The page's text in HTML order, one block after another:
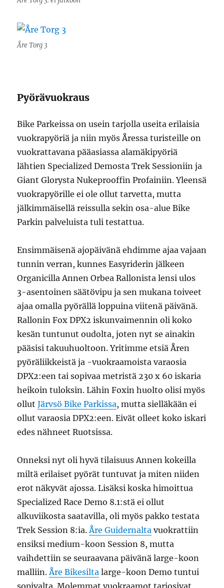
Åre Torg 3
Pyörävuokraus
Bike Parkeissa on usein tarjolla useita erilaisia
vuokrapyöriä ja niin myös Åressa turisteille on
vuokrattavana pääasiassa alamäkipyöriä
lähtien Specialized Demosta Trek Sessioniin ja
Giant Glorysta Nukeprooffin Profainiin. Yleensä
vuokrapyörille ei ole ollut tarvetta, mutta
jälkimmäisellä reissulla sekin osa-alue Bike
Parkin palveluista tuli testattua.
Ensimmäisenä ajopäivänä ehdimme ajaa vajaan
tunnin verran, kunnes Easyriderin jälkeen
Organicilla Annen Orbea Rallonista lensi ulos
3-asentoinen säätövipu ja sen mukana toiveet
ajaa omalla pyörällä loppuina viitenä päivänä.
Rallonin Fox DPX2 iskunvaimennin oli koko
kesän tuntunut oudolta, joten nyt se ainakin
pääsisi takuuhuoltoon. Yritimme etsiä Åren
pyöräliikkeistä ja -vuokraamoista varaosia
DPX2:een tai sopivaa metristä 230 x 60 iskaria
heikoin tuloksin. Lähin Foxin huolto olisi myös
ollutJärvsö Bike Parkissa, mutta sielläkään ei
ollut varaosia DPX2:een. Eivät olleet koko iskari
edes nähneet Ruotsissa.
Onneksi nyt oli hyvä tilaisuus Annen kokeilla
miltä erilaiset pyörät tuntuvat ja miten niiden
erot näkyvät ajossa. Lisäksi koska himoittua
Specialized Race Demo 8.1:stä ei ollut
alkuviikosta saatavilla, oli myös pakko testata
Trek Session 8:ia. Åre Guidernalta vuokrattiin
ensiksi medium-koon Session 8, mutta
vaihdettiin se seuraavana päivänä large-koon
malliin. Åre Bikesilta large-koon Demo tuntui
sopivalta. Molemmat vuokraamot tarjosivat